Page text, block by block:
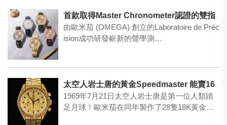
由歐米茄 (OMEGA) 創立的Laboratoire de Préc
ision成功研發嶄新的聲學測…
1969年7月21日太空人岩士唐是第一位人類踏
足月球！歐米茄在同年製作了28隻18K黃金的S